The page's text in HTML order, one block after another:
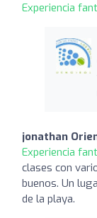
Experiencia
jonathan
Experiencia
clases con
buenos. Un
de la playa.